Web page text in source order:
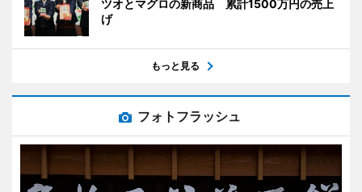
ツオとマグロの新商品 累計1500万円の売上
げ
もっと見る
フォトフラッシュ